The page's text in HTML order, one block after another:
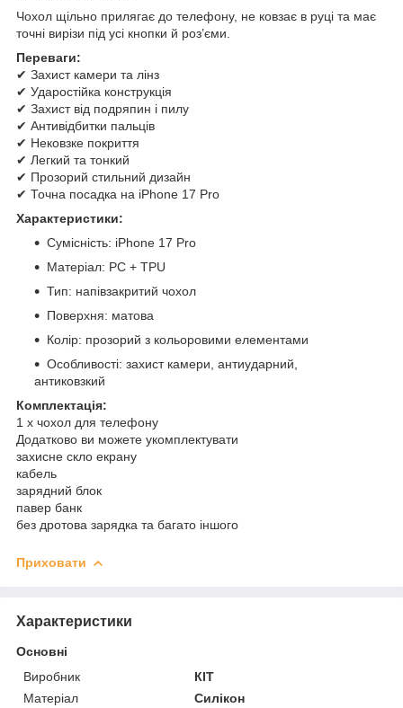
Чохол щільно прилягає до телефону, не ковзає в руці та має
точні вирізи під усі кнопки й роз’єми.
Переваги:
✔ Захист камери та лінз
✔ Ударостійка конструкція
✔ Захист від подряпин і пилу
✔ Антивідбитки пальців
✔ Нековзке покриття
✔ Легкий та тонкий
✔ Прозорий стильний дизайн
✔ Точна посадка на iPhone 17 Pro
Характеристики:
Сумісність: iPhone 17 Pro
Матеріал: PC + TPU
Тип: напівзакритий чохол
Поверхня: матова
Колір: прозорий з кольоровими елементами
Особливості: захист камери, антиударний,
антиковзкий
Комплектація:
1 х чохол для телефону
Додатково ви можете укомплектувати
захисне скло екрану
кабель
зарядний блок
павер банк
без дротова зарядка та багато іншого
Приховати
Характеристики
Основні
Виробник
КІТ
Матеріал
Силікон